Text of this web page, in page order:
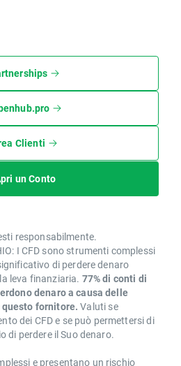
Clienti
un Conto
responsabilmente.
I CFD sono strumenti complessi
di perdere denaro
leva finanziaria. 77% di conti di
denaro a causa delle
questo fornitore. Valuti se
dei CFD e se può permettersi di
di perdere il Suo denaro.
e presentano un rischio